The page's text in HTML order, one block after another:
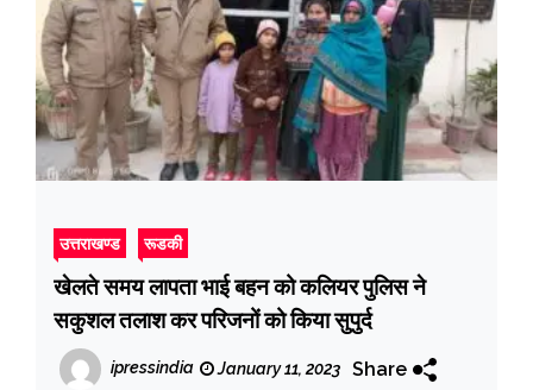
उत्तराखण्ड रूडकी
खेलते समय लापता भाई बहन को कलियर पुलिस ने
सकुशल तलाश कर परिजनों को किया सुपुर्द
ipressindia January 11, 2023 Share